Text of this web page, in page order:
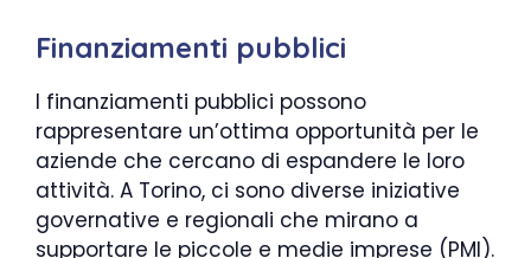
Finanziamenti pubblici
I finanziamenti pubblici possono
rappresentare un’ottima opportunità per le
aziende che cercano di espandere le loro
attività. A Torino, ci sono diverse iniziative
governative e regionali che mirano a
supportare le piccole e medie imprese (PMI).